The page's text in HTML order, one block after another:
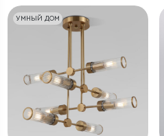
УМНЫЙ ДОМ